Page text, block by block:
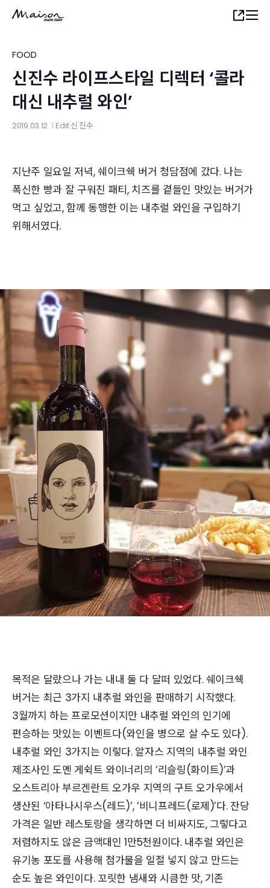
content
Share
FOOD
신진수 라이프스타일 디렉터 ‘콜라
대신 내추럴 와인’
2019.03.12 Edit신 진수
지난주 일요일 저녁, 쉐이크쉑 버거 청담점에 갔다. 나는
폭신한 빵과 잘 구워진 패티, 치즈를 곁들인 맛있는 버거가
먹고 싶었고, 함께 동행한 이는 내추럴 와인을 구입하기
위해서였다.
목적은 달랐으나 가는 내내 둘 다 달떠 있었다. 쉐이크쉑
버거는 최근 3가지 내추럴 와인을 판매하기 시작했다.
3월까지 하는 프로모션이지만 내추럴 와인의 인기에
편승하는 맛있는 이벤트다(와인을 병으로 살 수도 있다).
내추럴 와인 3가지는 이렇다. 알자스 지역의 내추럴 와인
제조사인 도멘 게쉭트 와이너리의 ‘리슬링(화이트)’과
오스트리아 부르겐란트 오가우 지역의 구트 오가우에서
생산된 ‘아타나시우스(레드)’, ‘비니프레드(로제)’다. 잔당
가격은 일반 레스토랑을 생각하면 더 비싸지도, 그렇다고
저렴하지도 않은 금액대인 1만5천원이다. 내추럴 와인은
유기농 포도를 사용해 첨가물을 일절 넣지 않고 만드는
순도 높은 와인이다. 꼬릿한 냄새와 시큼한 맛, 기존